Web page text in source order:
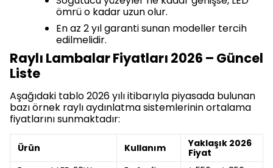
ömrü o kadar uzun olur.
En az 2 yıl garanti sunan modeller tercih
edilmelidir.
Raylı Lambalar Fiyatları 2026 – Güncel
Liste
Aşağıdaki tablo 2026 yılı itibarıyla piyasada bulunan
bazı örnek raylı aydınlatma sistemlerinin ortalama
fiyatlarını sunmaktadır:
Ürün Kullanım
Yaklaşık 2026
Fiyat